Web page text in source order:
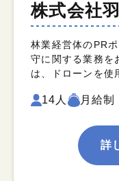
株式会社
林業経営体のPR
守に関する業務を
は、ドローンを
14人 月給制
詳